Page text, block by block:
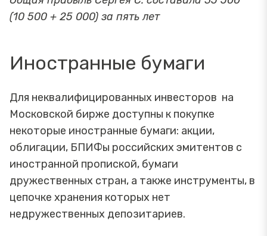
(10 500 + 25 000) за пять лет
Иностранные бумаги
Для неквалифицированных инвесторов на
Московской бирже доступны к покупке
некоторые иностранные бумаги: акции,
облигации, БПИФы российских эмитентов с
иностранной пропиской, бумаги
дружественных стран, а также инструменты, в
цепочке хранения которых нет
недружественных депозитариев.